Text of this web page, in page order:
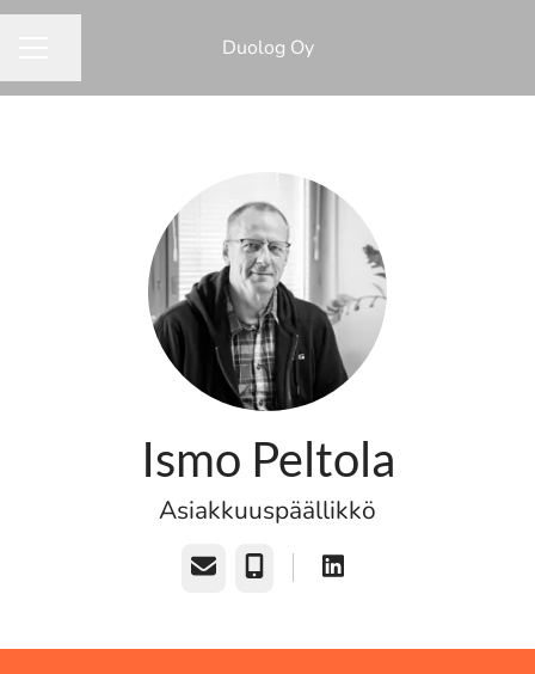
Duolog Oy
Ismo Peltola
Asiakkuuspäällikkö
SähköpostiPuhelin